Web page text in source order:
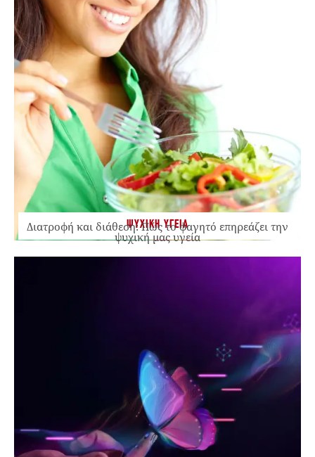
ΨΥΧΙΚΗ ΥΓΕΙΑ
Διατροφή και διάθεση: Πώς το φαγητό επηρεάζει την
ψυχική μας υγεία